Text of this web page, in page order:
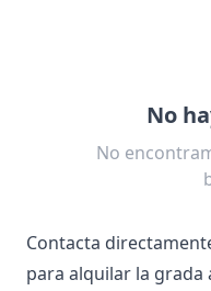
No
No
Contacta
para alquilar la grada